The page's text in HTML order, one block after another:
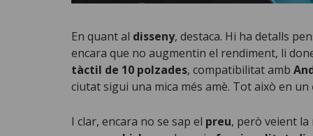
En quant al disseny, destaca. Hi ha detalls
encara que no augmentin el rendiment, li
tàctil de 10 polzades, compatibilitat amb
ciutat sigui una mica més amè. Tot això en un
I clar, encara no se sap el preu, però veient la